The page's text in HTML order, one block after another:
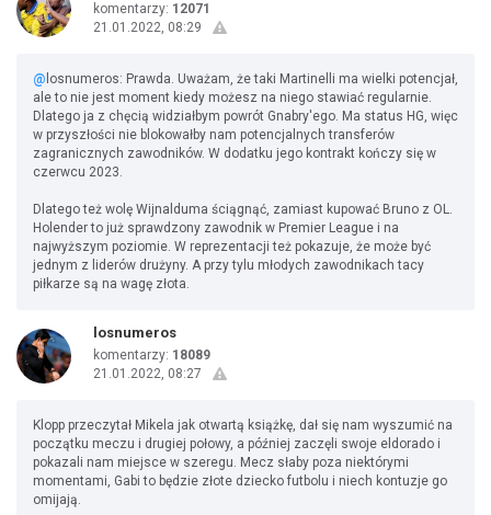
komentarzy: 12071
21.01.2022, 08:29
@ losnumeros: Prawda. Uważam, że taki Martinelli ma wielki potencjał,
ale to nie jest moment kiedy możesz na niego stawiać regularnie.
Dlatego ja z chęcią widziałbym powrót Gnabry'ego. Ma status HG, więc
w przyszłości nie blokowałby nam potencjalnych transferów
zagranicznych zawodników. W dodatku jego kontrakt kończy się w
czerwcu 2023.
Dlatego też wolę Wijnalduma ściągnąć, zamiast kupować Bruno z OL.
Holender to już sprawdzony zawodnik w Premier League i na
najwyższym poziomie. W reprezentacji też pokazuje, że może być
jednym z liderów drużyny. A przy tylu młodych zawodnikach tacy
piłkarze są na wagę złota.
losnumeros
komentarzy: 18089
21.01.2022, 08:27
Klopp przeczytał Mikela jak otwartą książkę, dał się nam wyszumić na
początku meczu i drugiej połowy, a później zaczęli swoje eldorado i
pokazali nam miejsce w szeregu. Mecz słaby poza niektórymi
momentami, Gabi to będzie złote dziecko futbolu i niech kontuzje go
omijają.